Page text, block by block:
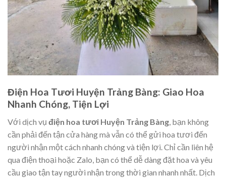
Điện Hoa Tươi Huyện Trảng Bàng: Giao Hoa
Nhanh Chóng, Tiện Lợi
Với dịch vụ điện hoa tươi Huyện Trảng Bàng , bạn không
cần phải đến tận cửa hàng mà vẫn có thể gửi hoa tươi đến
người nhận một cách nhanh chóng và tiện lợi. Chỉ cần liên hệ
qua điện thoại hoặc Zalo, bạn có thể dễ dàng đặt hoa và yêu
cầu giao tận tay người nhận trong thời gian nhanh nhất. Dịch